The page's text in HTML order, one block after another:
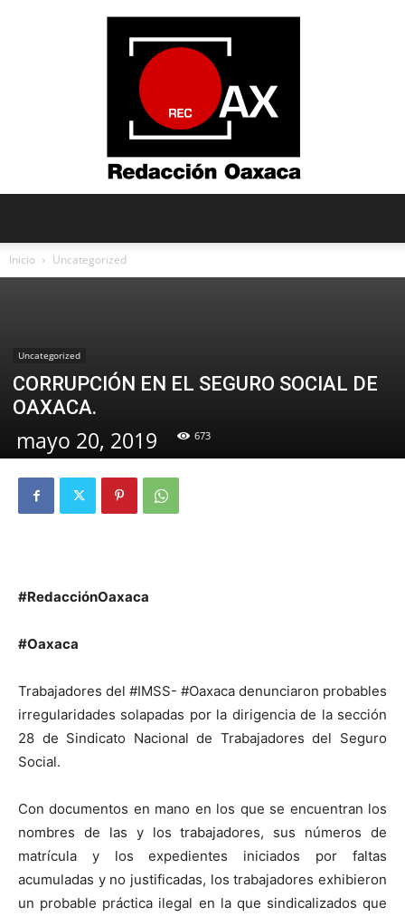
Inicio Uncategorized
Uncategorized
CORRUPCIÓN EN EL SEGURO SOCIAL DE
OAXACA.
mayo 20, 2019 673
#RedacciónOaxaca
#Oaxaca
Trabajadores del #IMSS- #Oaxaca denunciaron probables
irregularidades solapadas por la dirigencia de la sección
28 de Sindicato Nacional de Trabajadores del Seguro
Social.
Con documentos en mano en los que se encuentran los
nombres de las y los trabajadores, sus números de
matrícula y los expedientes iniciados por faltas
acumuladas y no justificadas, los trabajadores exhibieron
un probable práctica ilegal en la que sindicalizados que